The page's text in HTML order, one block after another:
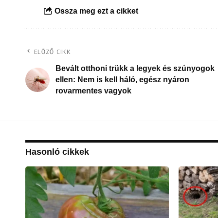
Ossza meg ezt a cikket
ELŐZŐ CIKK
Bevált otthoni trükk a legyek és szúnyogok
ellen: Nem is kell háló, egész nyáron
rovarmentes vagyok
Hasonló cikkek